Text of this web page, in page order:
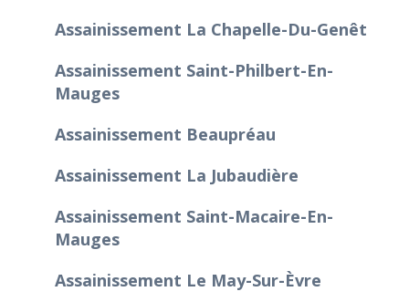
Assainissement La Chapelle-Du-Genêt
Assainissement Saint-Philbert-En-
Mauges
Assainissement Beaupréau
Assainissement La Jubaudière
Assainissement Saint-Macaire-En-
Mauges
Assainissement Le May-Sur-Èvre